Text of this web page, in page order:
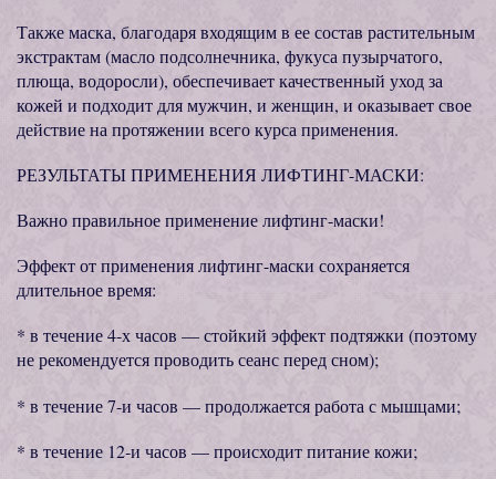
Также маска, благодаря входящим в ее состав растительным
экстрактам (масло подсолнечника, фукуса пузырчатого,
плюща, водоросли), обеспечивает качественный уход за
кожей и подходит для мужчин, и женщин, и оказывает свое
действие на протяжении всего курса применения.
РЕЗУЛЬТАТЫ ПРИМЕНЕНИЯ ЛИФТИНГ-МАСКИ:
Важно правильное применение лифтинг-маски!
Эффект от применения лифтинг-маски сохраняется
длительное время:
* в течение 4-х часов — стойкий эффект подтяжки (поэтому
не рекомендуется проводить сеанс перед сном);
* в течение 7-и часов — продолжается работа с мышцами;
* в течение 12-и часов — происходит питание кожи;